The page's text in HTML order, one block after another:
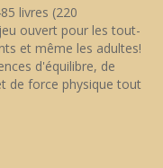
livres (220
ouvert pour les tout-
et même les adultes!
d'équilibre, de
de force physique tout